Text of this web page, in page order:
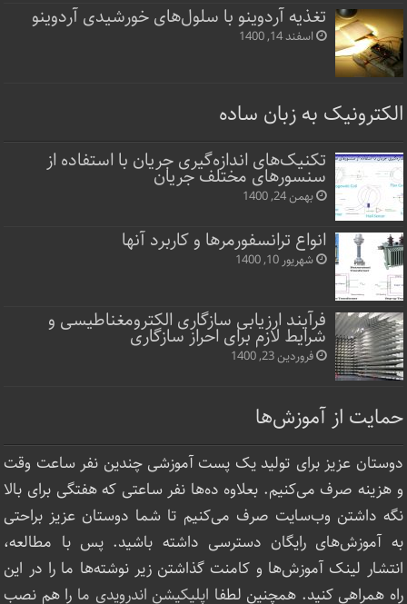
تغذیه آردوینو با سلول‌های خورشیدی آردوینو
اسفند 14, 1400
الکترونیک به زبان ساده
تکنیک‌های اندازه‌گیری جریان با استفاده از
سنسورهای مختلف جریان
بهمن 24, 1400
انواع ترانسفورمرها و کاربرد آنها
شهریور 10, 1400
فرآیند ارزیابی سازگاری الکترومغناطیسی و
شرایط لازم برای احراز سازگاری
فروردین 23, 1400
حمایت از آموزش‌ها
دوستان عزیز برای تولید یک پست آموزشی چندین نفر ساعت‌ وقت
و هزینه صرف می‌کنیم. بعلاوه ده‌ها نفر ساعتی که هفتگی برای بالا
نگه داشتن وب‌سایت صرف ‌می‌کنیم تا شما دوستان عزیز براحتی
به آموزش‌های رایگان دسترسی داشته باشید. پس با مطالعه،
انتشار لینک‌ آموزش‌ها و کامنت گذاشتن زیر نوشته‌‌ها ما را در این
راه همراهی کنید. همچنین لطفا اپلیکیشن اندرویدی ما را هم نصب